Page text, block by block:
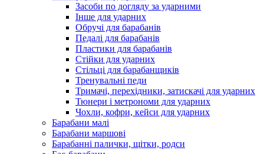
Засоби по догляду за ударними
Інше для ударних
Обручі для барабанів
Педалі для барабанів
Пластики для барабанів
Стійки для ударних
Стільці для барабанщиків
Тренувальні педи
Тримачі, перехідники, затискачі для ударних
Тюнери і метрономи для ударних
Чохли, кофри, кейси для ударних
Барабани малі
Барабани маршові
Барабанні палички, щітки, родси